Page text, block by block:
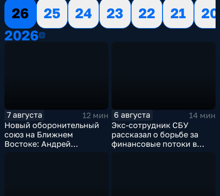
26
25 24 23 22 21
20
20262026
7 августа
12 мин
Новый оборонительный
союз на Ближнем
Востоке: Андрей
6 августа
14 мин
Экс-сотрудник СБУ
рассказал о борьбе за
финансовые потоки в